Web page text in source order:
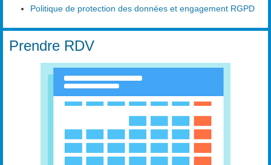
Politique de protection des données et engagement RGPD
Prendre RDV